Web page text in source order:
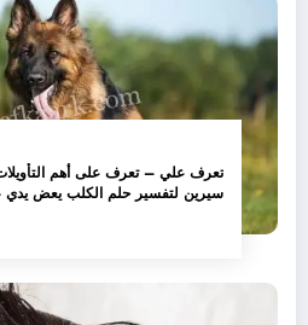
تعرف علي – تعرف على أهم
سيرين لتفسير حلم الكلب يعض يدي